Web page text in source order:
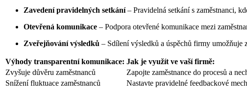
Zavedení pravidelných setkání– Pravidelná setkání s zaměstnanci,
Otevřená komunikace – Podpora otevřené komunikace mezi
Zveřejňování výsledků – Sdílení výsledků a úspěchů firmy
Výhody transparentní komunikace: Jak je využít ve vaší firmě:
Zvyšuje důvěru zaměstnanců
Zapojte zaměstnance do procesů a
Snížení fluktuace zaměstnanců
Nastavte pravidelné feedbackové